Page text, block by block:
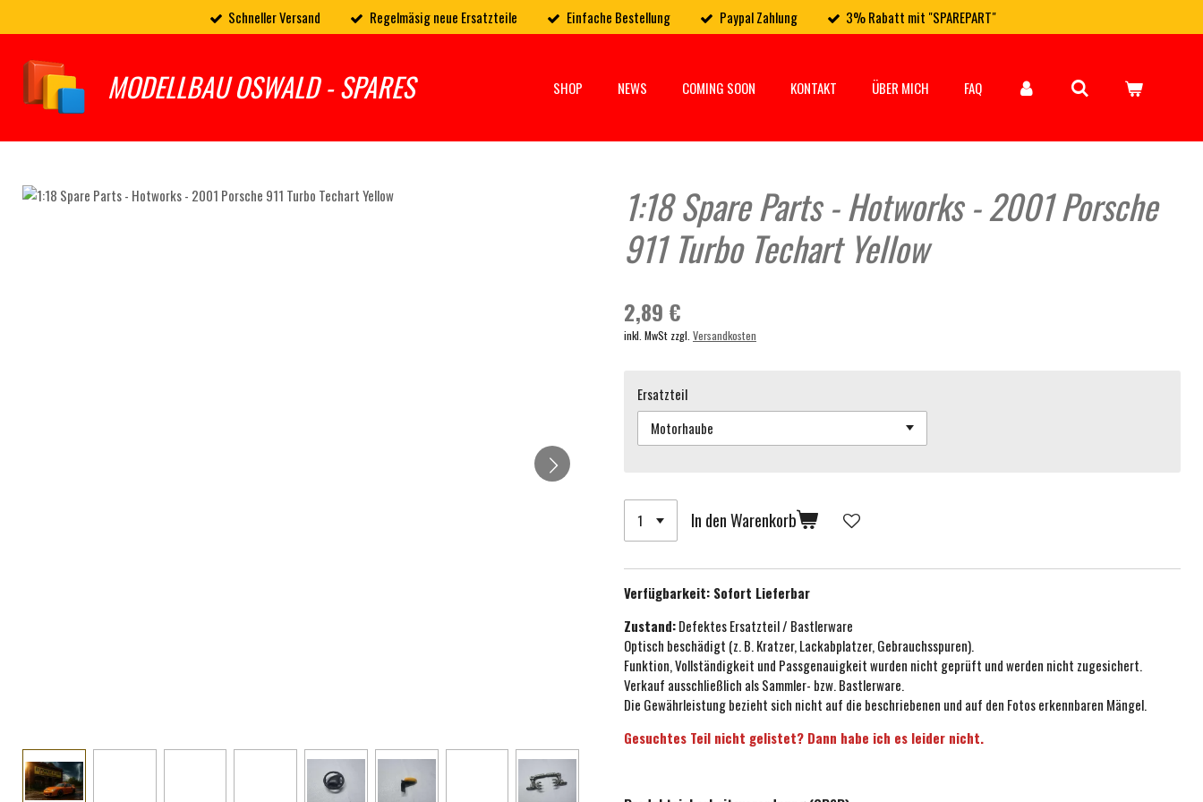
Hauptinhalt
springen
Schneller Versand Regelmäsig neue Ersatzteile Einfache Bestellung Paypal Zahlung 3% Rabatt mit "SPAREPART"
MODELLBAU OSWALD - SPARES SHOP NEWS COMING SOON KONTAKT ÜBER MICH FAQ
1:18 Spare Parts - Hotworks - 2001 Porsche
911 Turbo Techart Yellow
2,89 €
inkl. MwSt zzgl. Versandkosten
Ersatzteil
In den Warenkorb
Verfügbarkeit: Sofort Lieferbar
Zustand:Defektes Ersatzteil / Bastlerware
Optisch beschädigt (z. B. Kratzer, Lackabplatzer, Gebrauchsspuren).
Funktion, Vollständigkeit und Passgenauigkeit wurden nicht geprüft und werden nicht zugesichert.
Verkauf ausschließlich als Sammler- bzw. Bastlerware.
Die Gewährleistung bezieht sich nicht auf die beschriebenen und auf den Fotos erkennbaren Mängel.
Gesuchtes Teil nicht gelistet? Dann habe ich es leider nicht.